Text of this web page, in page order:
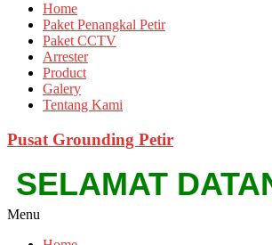
Home
Paket Penangkal Petir
Paket CCTV
Arrester
Product
Galery
Tentang Kami
Pusat Grounding Petir
SELAMAT
Menu